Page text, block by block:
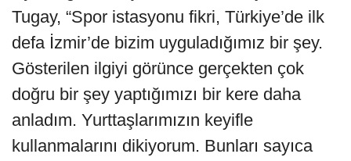
Tugay, “Spor istasyonu fikri, Türkiye’de ilk
defa İzmir’de bizim uyguladığımız bir şey.
Gösterilen ilgiyi görünce gerçekten çok
doğru bir şey yaptığımızı bir kere daha
anladım. Yurttaşlarımızın keyifle
kullanmalarını dikiyorum. Bunları sayıca